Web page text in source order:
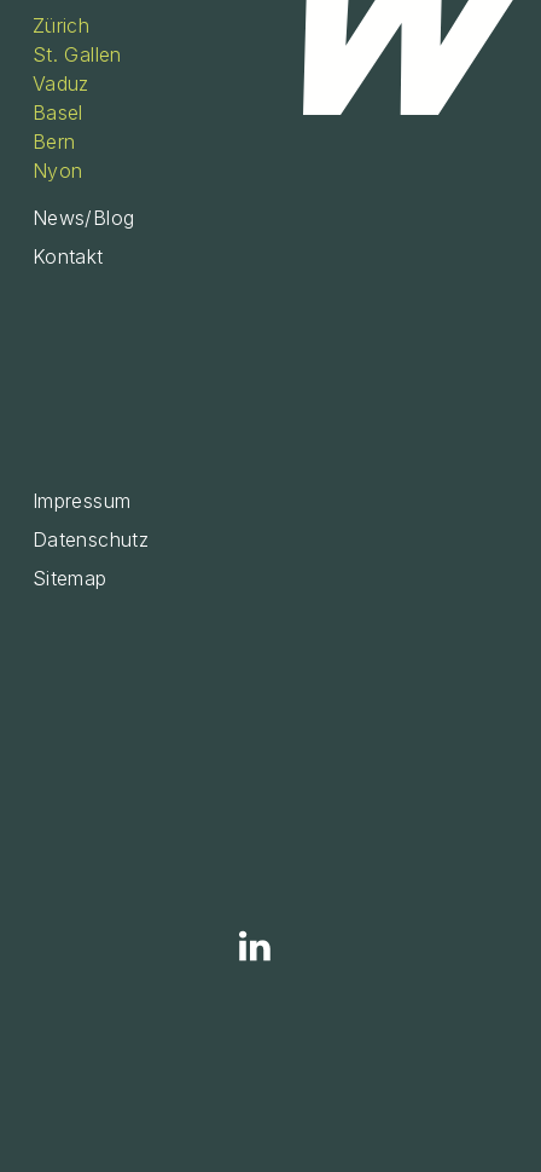
Zürich
St. Gallen
Vaduz
Basel
Bern
Nyon
News/Blog
Kontakt
Impressum
Datenschutz
Sitemap